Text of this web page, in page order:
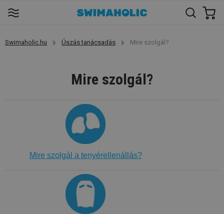
Swimaholic.hu Úszás tanácsadás Mire szolgál?
Mire szolgál?
Mire szolgál a tenyérellenállás?